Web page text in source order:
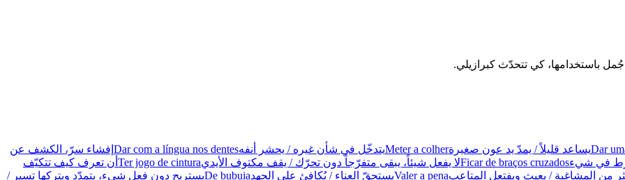
Darيساعد قليلاً / يمدّ يد عون صغيرةMeter a colherيتدخّل في شأن غيره / يحشر أنفهDar com a língua nos dentes إفشاء سرّ، الكشف عن
في شيءFicar de braços cruzadosلا يفعل شيئاً، يبقى متفرّجاً دون تحرّك / يقف مكتوف الأيديTer jogo de cintura أن تعرف كيف تتكيّف
من المشاغبة / يعيث ويفتعل المتاعبValer a penaيستحقّ العناء / يُكافئ على الجهدDe bubuiaيستريح دون فعل شيء، يتمدّد ويتركها تسير /